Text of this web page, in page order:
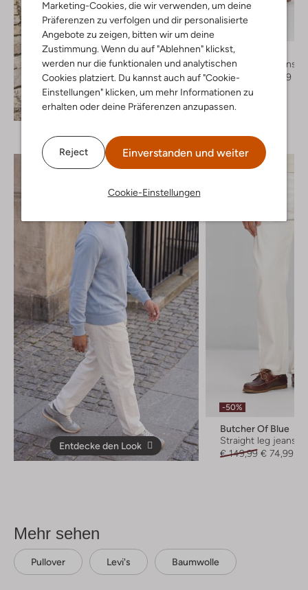
Marketing-Cookies, die wir verwenden, um deine
Präferenzen zu verfolgen und dir personalisierte
Angebote zu zeigen, bitten wir um deine
Zustimmung. Wenn du auf "Ablehnen" klickst,
werden nur die funktionalen und analytischen
Cookies platziert. Du kannst auch auf "Cookie-
Einstellungen" klicken, um mehr Informationen zu
erhalten oder deine Präferenzen anzupassen.
Reject Einverstanden und weiter
Cookie-Einstellungen
Entdecke den Look
Letzte Größen
Levi's
Straight leg jeans
€ 119,99
€ 59,99
Entdecke den Look
-50%
Butcher Of Blue
Straight leg jeans
€ 149,99 € 74,99
Mehr sehen
Pullover Levi's Baumwolle